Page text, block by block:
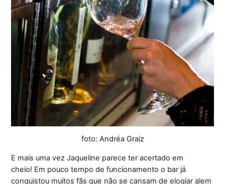
foto: Andréa Graiz
E mais uma vez Jaqueline parece ter acertado em
cheio! Em pouco tempo de funcionamento o bar já
conquistou muitos fãs que não se cansam de elogiar alem